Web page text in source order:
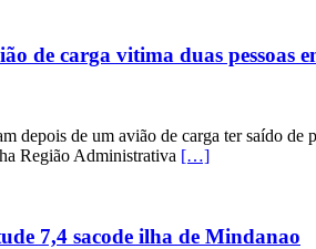
de carga vitima duas pessoas
depois de um avião de carga ter saído
Região Administrativa […]
7,4 sacode ilha de Mindanao